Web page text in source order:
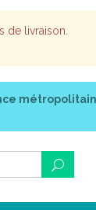
de livraison.